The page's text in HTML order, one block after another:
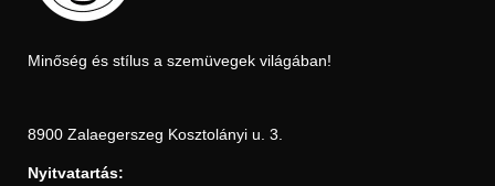
Minőség és stílus a szemüvegek világában!
8900 Zalaegerszeg Kosztolányi u. 3.
Nyitvatartás: